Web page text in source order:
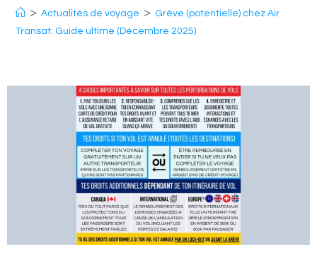
> Actualités de voyage > Grève (potentielle) chez Air
Transat: Guide ultime (Décembre 2025)